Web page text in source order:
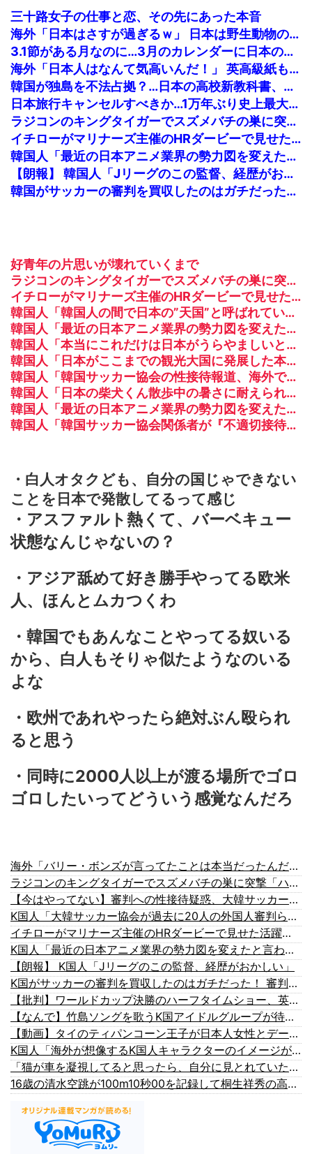
三十路女子の仕事と恋、その先にあった本音
海外「日本はさすが過ぎるｗ」 日本は野生動物の喧嘩さえ可愛くなってしまうと世界が騒然
3.1節がある月なのに…3月のカレンダーに日本の富士山・大阪城・桜が描かれ物議＝韓国の反応
海外「日本人はなんて気高いんだ！」 英高級紙も驚愕した極限の中の日本人の姿に世界が衝撃
韓国が独島を不法占拠？…日本の高校新教科書、また強引な主張＝韓国の反応
日本旅行キャンセルすべきか…1万年ぶり史上最大級の火山の兆し＝韓国の反応
ラジコンのキングタイガーでスズメバチの巣に突撃「ハチからしたら突然ドイツ戦車が家に来るんだぞ」【海外の反応】
イチローがマリナーズ主催のHRダービーで見せた活躍にMLBファン騒然！←「一体いくつなんだ！」（海外の反応）
韓国人「最近の日本アニメ業界の勢力図を変えたと言われる作品がこちら…」→「こういうのが面白い…（ブルブル」＝韓国の反応
【朗報】 韓国人「Jリーグのこの監督、経歴がおかしい」
韓国がサッカーの審判を買収したのはガチだった！ 審判を性接待して以降は7戦無敗だったのが判明
好青年の片思いが壊れていくまで
ラジコンのキングタイガーでスズメバチの巣に突撃「ハチからしたら突然ドイツ戦車が家に来るんだぞ」【海外の反応】
イチローがマリナーズ主催のHRダービーで見せた活躍にMLBファン騒然！←「一体いくつなんだ！」（海外の反応）
韓国人「韓国人の間で日本の”天国”と呼ばれている場所がこちら・・・」
韓国人「最近の日本アニメ業界の勢力図を変えたと言われる作品がこちら…」→「こういうのが面白い…（ブルブル」＝韓国の反応
韓国人「本当にこれだけは日本がうらやましいと感じるものがこちら・・・」
韓国人「日本がここまでの観光大国に発展した本当の理由がこちら…」→「昔から日本は愛されてた…（ﾌﾞﾙﾌﾞﾙ」＝韓国の反応
韓国人「韓国サッカー協会の性接待報道、海外でも大騒ぎに・・・2002年W杯4強の記録取り消しの声も」→「マジで国の恥だ」「2002年まで疑う価値がある」「国民や国が築いた国格をサッカー選手が足で蹴り飛ばすね」
韓国人「日本の柴犬くん散歩中の暑さに耐えられなかった結果」
韓国人「最近の日本アニメ業界の勢力図を変えたと言われる作品がこちら…」→「こういうのが面白い…（ﾌﾞﾙﾌﾞﾙ」＝韓国の反応
韓国人「韓国サッカー協会関係者が『不適切接待は慣行だった』と衝撃発言！日韓ワールドカップ4強にも疑いの視線が向けられる」
・白人オタクども、自分の国じゃできない
ことを日本で発散してるって感じ
・アスファルト熱くて、バーベキュー
状態なんじゃないの？
・アジア舐めて好き勝手やってる欧米
人、ほんとムカつくわ
・韓国でもあんなことやってる奴いる
から、白人もそりゃ似たようなのいる
よな
・欧州であれやったら絶対ぶん殴られ
ると思う
・同時に2000人以上が渡る場所でゴロ
ゴロしたいってどういう感覚なんだろ
海外「バリー・ボンズが言ってたことは本当だったんだな」ホームランダービーに出場したイチローに絶賛の声と懐かしむ声【海外の反応】
ラジコンのキングタイガーでスズメバチの巣に突撃「ハチからしたら突然ドイツ戦車が家に来るんだぞ」【海外の反応】
【今はやってない】審判への性接待疑惑、大韓サッカー協会が声明「現在は一切発生していない」「世界中のサッカー界関係者の皆さんにお詫び」
K国人「大韓サッカー協会が過去に20人の外国人審判らに不謹慎接待をしていた証拠が揃いながらも不起訴処分に成っていた事が明らかに‥」
イチローがマリナーズ主催のHRダービーで見せた活躍にMLBファン騒然！←「一体いくつなんだ！」（海外の反応）
K国人「最近の日本アニメ業界の勢力図を変えたと言われる作品がこちら…」→「こういうのが面白い…（ブルブル」＝K国の反応
【朗報】 K国人「Jリーグのこの監督、経歴がおかしい」
K国がサッカーの審判を買収したのはガチだった！ 審判を性接待して以降は7戦無敗だったのが判明
【批判】ワールドカップ決勝のハーフタイムショー、英紙｢BTSが出てきて悪夢かと思った｣
【なんで】竹島ソングを歌うK国アイドルグループが待望の日本デビュー
【動画】タイのティパンコーン王子が日本人女性とデートか？
K国人「海外が想像するK国人キャラクターのイメージがこちら・・・」
「猫が車を凝視してると思ったら、自分に見とれていた…」（動画）
16歳の清水空跳が100m10秒00を記録して桐生祥秀の高校記録を更新、海外陸上競技ファンも大衝撃（海外の反応）